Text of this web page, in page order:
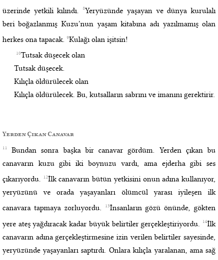
üzerinde yetkili kılındı.8Yeryüzünde yaşayan ve dünya kurulalı
beri boğazlanmış Kuzu’nun yaşam kitabına adı yazılmamış olan
herkes ona tapacak. 9Kulağı olan işitsin!
10Tutsak düşecek olan
Tutsak düşecek.
Kılıçla öldürülecek olan
Kılıçla öldürülecek. Bu, kutsalların sabrını ve imanını gerektirir.
Yerden Çıkan Canavar
11
Bundan sonra başka bir canavar gördüm. Yerden çıkan bu
canavarın kuzu gibi iki boynuzu vardı, ama ejderha gibi ses
çıkarıyordu.
12İlk canavarın bütün yetkisini onun adına kullanıyor,
yeryüzünü ve orada yaşayanları ölümcül yarası iyileşen ilk
canavara tapmaya zorluyordu.
13İnsanların gözü önünde, gökten
yere ateş yağdıracak kadar büyük belirtiler gerçekleştiriyordu.
14İlk
canavarın adına gerçekleştirmesine izin verilen belirtiler sayesinde,
yeryüzünde yaşayanları saptırdı. Onlara kılıçla yaralanan, ama sağ